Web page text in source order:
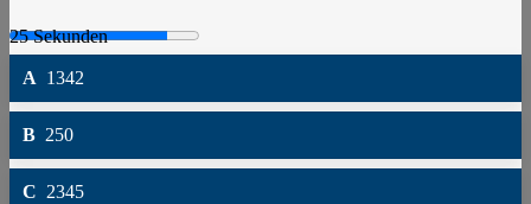
A 1342
B 250
C 2345